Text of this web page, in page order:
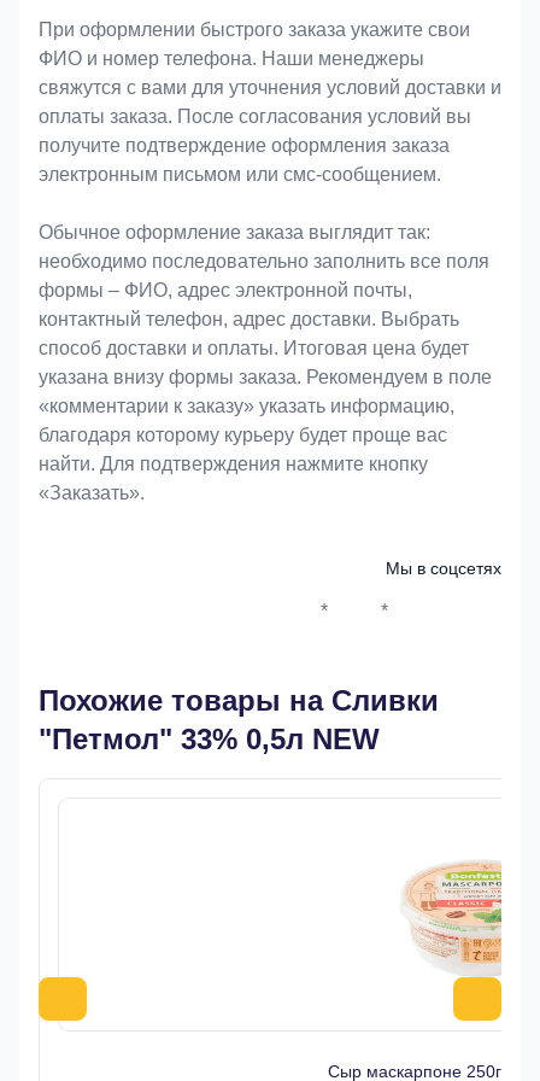
При оформлении быстрого заказа укажите свои
ФИО и номер телефона. Наши менеджеры
свяжутся с вами для уточнения условий доставки и
оплаты заказа. После согласования условий вы
получите подтверждение оформления заказа
электронным письмом или смс-сообщением.
Обычное оформление заказа выглядит так:
необходимо последовательно заполнить все поля
формы – ФИО, адрес электронной почты,
контактный телефон, адрес доставки. Выбрать
способ доставки и оплаты. Итоговая цена будет
указана внизу формы заказа. Рекомендуем в поле
«комментарии к заказу» указать информацию,
благодаря которому курьеру будет проще вас
найти. Для подтверждения нажмите кнопку
«Заказать».
Мы в соцсетях
* *
Похожие товары на Сливки
"Петмол" 33% 0,5л NEW
Сыр маскарпоне 250гр